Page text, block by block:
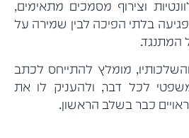
וצירוף מסמכים מתאימים,
בלתי הפיכה לבין שמירה על
המתנגד.
מומלץ להתייחס לכתב
לכל דבר, ולהעניק לו את
כבר בשלב הראשון.